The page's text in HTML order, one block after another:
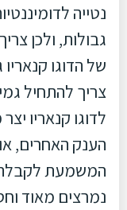
נטייה
גבולות, ולכן
של הדוגו
צריך להתחיל
לדוגו קנאריו
הענק האחרים,
המשמעת לקבלת
נמרצים מאוד